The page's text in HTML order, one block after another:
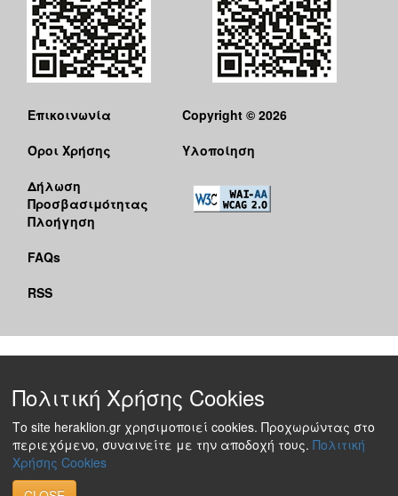
Επικοινωνία
Όροι Χρήσης
Δήλωση
Προσβασιμότητας
Πλοήγηση
FAQs
RSS
Copyright © 2026
Υλοποίηση
Πολιτική Χρήσης Cookies
Το site heraklion.gr χρησιμοποιεί cookies. Προχωρώντας στο
περιεχόμενο, συναινείτε με την αποδοχή τους. Πολιτική
Χρήσης Cookies